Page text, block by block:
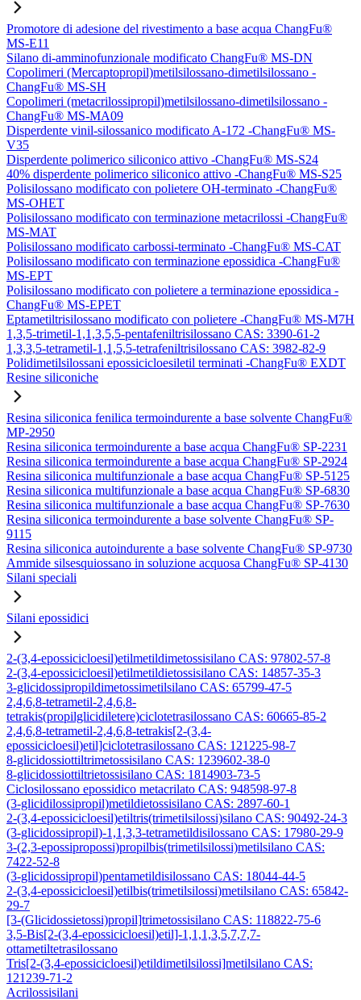
Promotore di adesione del rivestimento a base acqua ChangFu®
MS-E11
Silano di-amminofunzionale modificato ChangFu® MS-DN
Copolimeri (Mercaptopropil)metilsilossano-dimetilsilossano -
ChangFu® MS-SH
Copolimeri (metacrilossipropil)metilsilossano-dimetilsilossano -
ChangFu® MS-MA09
Disperdente vinil-silossanico modificato A-172 -ChangFu® MS-
V35
Disperdente polimerico siliconico attivo -ChangFu® MS-S24
40% disperdente polimerico siliconico attivo -ChangFu® MS-S25
Polisilossano modificato con polietere OH-terminato -ChangFu®
MS-OHET
Polisilossano modificato con terminazione metacrilossi -ChangFu®
MS-MAT
Polisilossano modificato carbossi-terminato -ChangFu® MS-CAT
Polisilossano modificato con terminazione epossidica -ChangFu®
MS-EPT
Polisilossano modificato con polietere a terminazione epossidica -
ChangFu® MS-EPET
Eptametiltrisilossano modificato con polietere -ChangFu® MS-M7H
1,3,5-trimetil-1,1,3,5,5-pentafeniltrisilossano CAS: 3390-61-2
1,3,3,5-tetrametil-1,1,5,5-tetrafeniltrisilossano CAS: 3982-82-9
Polidimetilsilossani epossicicloesiletil terminati -ChangFu® EXDT
Resine siliconiche
Resina siliconica fenilica termoindurente a base solvente ChangFu®
MP-2950
Resina siliconica termoindurente a base acqua ChangFu® SP-2231
Resina siliconica termoindurente a base acqua ChangFu® SP-2924
Resina siliconica multifunzionale a base acqua ChangFu® SP-5125
Resina siliconica multifunzionale a base acqua ChangFu® SP-6830
Resina siliconica multifunzionale a base acqua ChangFu® SP-7630
Resina siliconica termoindurente a base solvente ChangFu® SP-
9115
Resina siliconica autoindurente a base solvente ChangFu® SP-9730
Ammide silsesquiossano in soluzione acquosa ChangFu® SP-4130
Silani speciali
Silani epossidici
2-(3,4-epossicicloesil)etilmetildimetossisilano CAS: 97802-57-8
2-(3,4-epossicicloesil)etilmetildietossisilano CAS: 14857-35-3
3-glicidossipropildimetossimetilsilano CAS: 65799-47-5
2,4,6,8-tetrametil-2,4,6,8-
tetrakis(propilglicidiletere)ciclotetrasilossano CAS: 60665-85-2
2,4,6,8-tetrametil-2,4,6,8-tetrakis[2-(3,4-
epossicicloesil)etil]ciclotetrasilossano CAS: 121225-98-7
8-glicidossiottiltrimetossisilano CAS: 1239602-38-0
8-glicidossiottiltrietossisilano CAS: 1814903-73-5
Ciclosilossano epossidico metacrilato CAS: 948598-97-8
(3-glicidilossipropil)metildietossisilano CAS: 2897-60-1
2-(3,4-epossicicloesil)etiltris(trimetilsilossi)silano CAS: 90492-24-3
(3-glicidossipropil)-1,1,3,3-tetrametildisilossano CAS: 17980-29-9
3-(2,3-epossipropossi)propilbis(trimetilsilossi)metilsilano CAS:
7422-52-8
(3-glicidossipropil)pentametildisilossano CAS: 18044-44-5
2-(3,4-epossicicloesil)etilbis(trimetilsilossi)metilsilano CAS: 65842-
29-7
[3-(Glicidossietossi)propil]trimetossisilano CAS: 118822-75-6
3,5-Bis[2-(3,4-epossicicloesil)etil]-1,1,1,3,5,7,7,7-
ottametiltetrasilossano
Tris[2-(3,4-epossicicloesil)etildimetilsilossi]metilsilano CAS:
121239-71-2
Acrilossisilani